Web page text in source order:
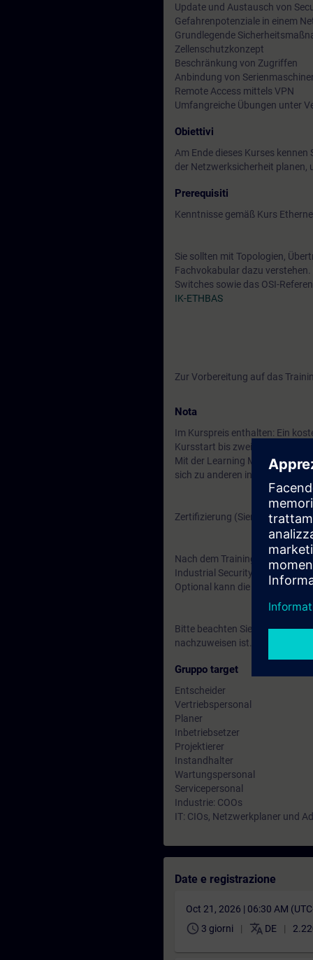
Update und Austausch von
Gefahrenpotenziale in einem
Grundlegende
Zellenschutzkonzept
Beschränkung von Zugriffen
Anbindung von
Remote Access mittels VPN
Umfangreiche Übungen unter
Obiettivi
Am Ende dieses Kurses
der Netzwerksicherheit planen,
Prerequisiti
Kenntnisse gemäß Kurs
Sie sollten mit Topologien,
Fachvokabular dazu
Switches sowie das OSI-
IK-ETHBAS
Zur Vorbereitung auf das
Nota
Im Kurspreis enthalten: Ein
Kursstart bis zwei Wochen nach
Mit der Learning Membership
sich zu anderen interessanten
Zertifizierung (Siemens CPIN-
Nach dem Training besteht die
Industrial Security" zu
Optional kann die Prüfung zu
Bitte beachten Sie, dass vor
nachzuweisen ist.
Gruppo target
Entscheider
Vertriebspersonal
Planer
Inbetriebsetzer
Projektierer
Instandhalter
Wartungspersonal
Servicepersonal
Industrie: COOs
IT: CIOs, Netzwerkplaner und
Date e registrazione
Oct 21, 2026 | 06:30 AM
schedule 3 giorni translate DE